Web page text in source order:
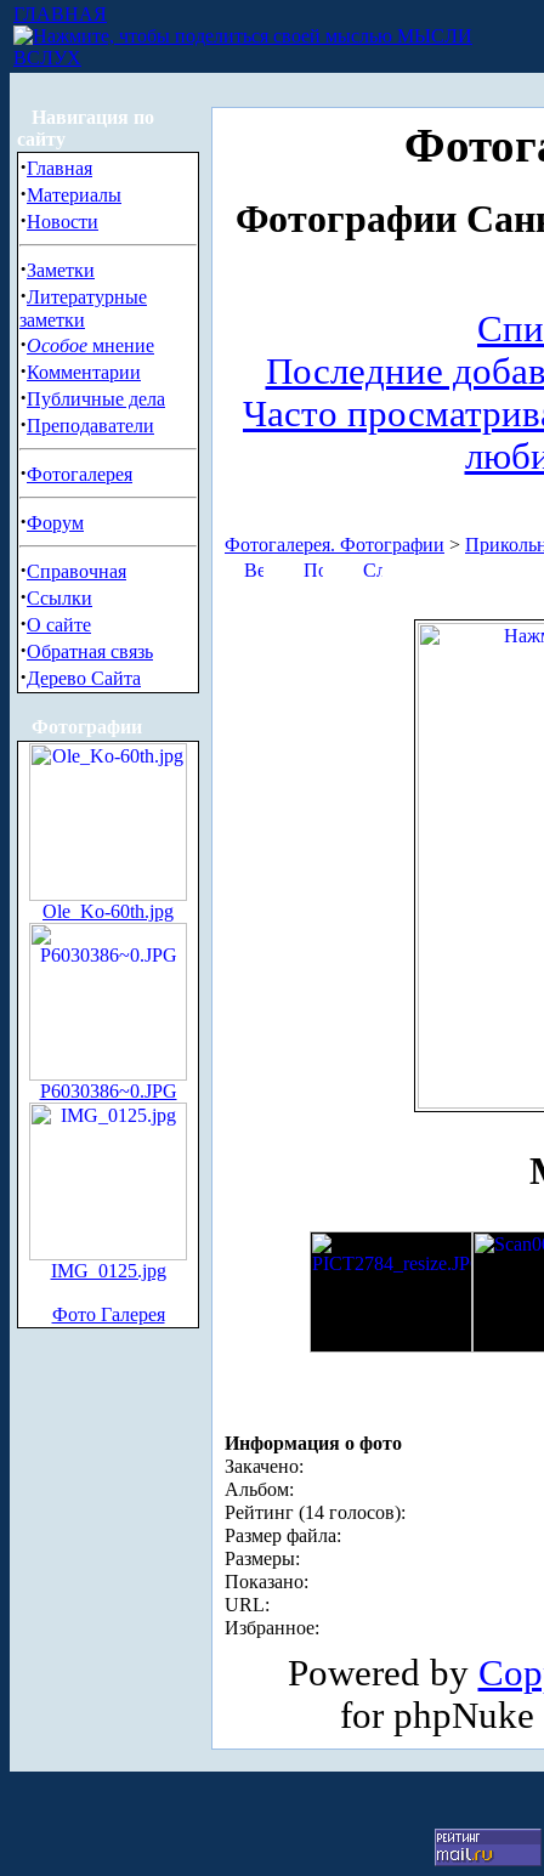
ГЛАВНАЯ
МЫСЛИ
ВСЛУХ
Навигация по
сайту
·Главная
·Материалы
·Новости
·Заметки
·Литературные
заметки
·Особое мнение
·Комментарии
·Публичные дела
·Преподаватели
·Фотогалерея
·Форум
·Справочная
·Ссылки
·О сайте
·Обратная связь
·Дерево Сайта
Фотографии
Ole_Ko-60th.jpg
P6030386~0.JPG
IMG_0125.jpg
Фото Галерея
Фотографии
Последние
Часто
Фотогалерея. Фотографии >
Информация о фото
Закачено:
Альбом:
Рейтинг (14 голосов):
Размер файла:
Размеры:
Показано:
URL:
Избранное:
Powered by
for